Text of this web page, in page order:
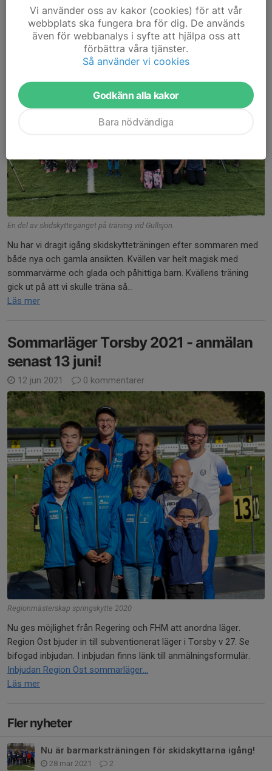
8 sep 2021 0 kommentarer
En del av skidskyttegänget på träning vid Gullsjön.
Nu har vi dragit igång skidskytteträningen efter sommaren med
både nya och gamla ansikten. Kvällen var helt magisk med
sommarvärme och glada och påhittiga barn. Kvällens träning
gick ut på att vi skulle träna så...
Läs mer
Sommarläger Torsby 2021 - anmälan
senast 13 juni!
12 jun 2021 0 kommentarer
Regionmästerskap springskytte 2020
Nu ges möjlighet från Regering och FHM att anordna läger.
Region Öst bjuder in till subventionerat läger i Torsby v 27. Se
bifogad inbjudan. I inbjudan finns länk till anmälningsformulär.
Inbjudan Region Öst sommarläger...
Läs mer
Fler nyheter
Nu är barmarksträningen för skidskyttarna igång!
28 mar 2021 2
Vi använder oss av kakor (cookies) för att vår
webbplats ska fungera bra för dig. De används
även för webbanalys i syfte att hjälpa oss att
förbättra våra tjänster.
Så använder vi cookies
Godkänn alla kakor
Bara nödvändiga